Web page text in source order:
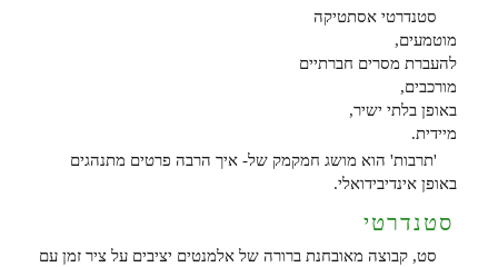
סטנדרטי אסתטיקה
מוטמעים,
להעברת מסרים חברתיים
מורכבים,
באופן בלתי ישיר,
מיידית.
'תרבות' הוא מושג חמקמק של- איך הרבה פרטים מתנהגים
באופן אינדיבידואלי.
סטנדרטי
סט, קבוצה מאובחנת ברורה של אלמנטים יציבים על ציר זמן עם